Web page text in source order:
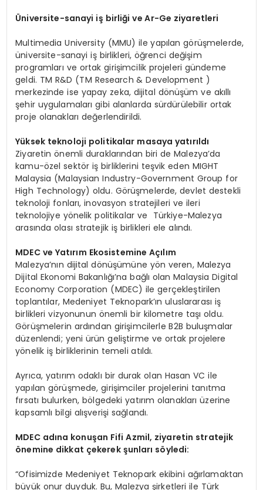
Üniversite-sanayi iş birliği ve Ar-Ge ziyaretleri
Multimedia University (MMU) ile yapılan görüşmelerde,
üniversite-sanayi iş birlikleri, öğrenci değişim
programları ve ortak girişimcilik projeleri gündeme
geldi. TM R&D (TM Research & Development )
merkezinde ise yapay zeka, dijital dönüşüm ve akıllı
şehir uygulamaları gibi alanlarda sürdürülebilir ortak
proje olanakları değerlendirildi.
Yüksek teknoloji politikalar masaya yatırıldı
Ziyaretin önemli duraklarından biri de Malezya’da
kamu-özel sektör iş birliklerini teşvik eden MIGHT
Malaysia (Malaysian Industry-Government Group for
High Technology) oldu. Görüşmelerde, devlet destekli
teknoloji fonları, inovasyon stratejileri ve ileri
teknolojiye yönelik politikalar ve Türkiye-Malezya
arasında olası stratejik iş birlikleri ele alındı.
MDEC ve Yatırım Ekosistemine Açılım
Malezya’nın dijital dönüşümüne yön veren, Malezya
Dijital Ekonomi Bakanlığı’na bağlı olan Malaysia Digital
Economy Corporation (MDEC) ile gerçekleştirilen
toplantılar, Medeniyet Teknopark’ın uluslararası iş
birlikleri vizyonunun önemli bir kilometre taşı oldu.
Görüşmelerin ardından girişimcilerle B2B buluşmalar
düzenlendi; yeni ürün geliştirme ve ortak projelere
yönelik iş birliklerinin temeli atıldı.
Ayrıca, yatırım odaklı bir durak olan Hasan VC ile
yapılan görüşmede, girişimciler projelerini tanıtma
fırsatı bulurken, bölgedeki yatırım olanakları üzerine
kapsamlı bilgi alışverişi sağlandı.
MDEC adına konuşan Fifi Azmil, ziyaretin stratejik
önemine dikkat çekerek şunları söyledi:
“Ofisimizde Medeniyet Teknopark ekibini ağırlamaktan
büyük onur duyduk. Bu, Malezya şirketleri ile Türk